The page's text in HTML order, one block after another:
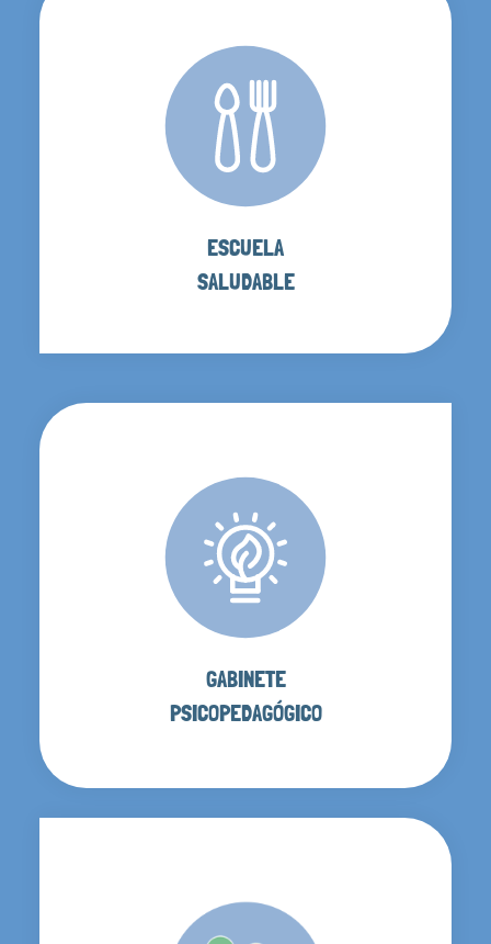
ESCUELA
SALUDABLE
GABINETE
PSICOPEDAGÓGICO